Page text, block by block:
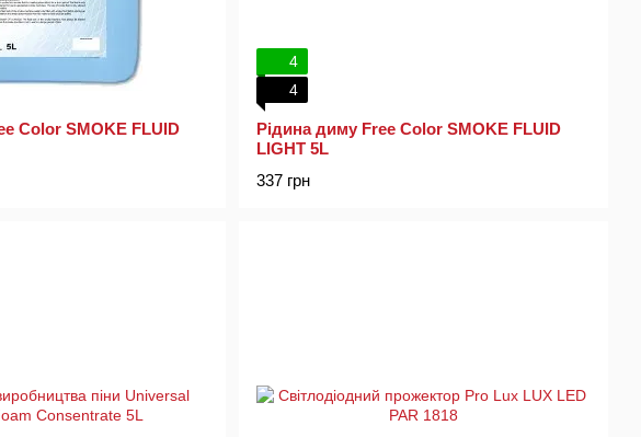
Color SMOKE FLUID
4
4
Рідина диму Free Color SMOKE FLUID
LIGHT 5L
337 грн